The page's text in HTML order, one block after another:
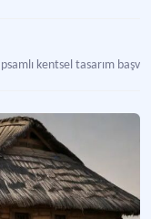
kentsel tasarım
kentsel tasarım
Atlası)
kapsamlı kentsel